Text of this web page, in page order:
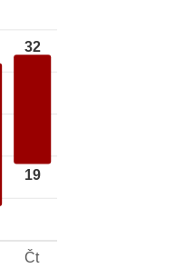
32
19
Čt